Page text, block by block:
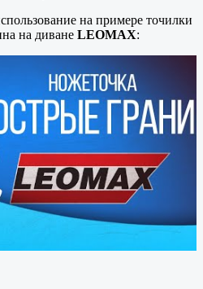
на примере точилки
на диване LEOMAX: